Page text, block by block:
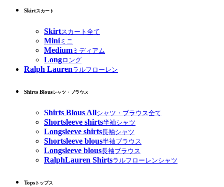
Skirtスカート
Skirtスカート全て
Miniミニ
Medium ミディアム
Longロング
Ralph Laurenラルフローレン
Shirts Blousシャツ・ブラウス
Shirts Blous Allシャツ・ブラウス全て
Shortsleeve shirts半袖シャツ
Longsleeve shirts長袖シャツ
Shortsleeve blous半袖ブラウス
Longsleeve blous長袖ブラウス
RalphLauren Shirtsラルフローレンシャツ
Tops トップス